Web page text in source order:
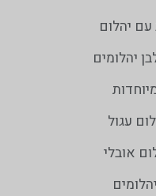
עם יהלום
יהלומים
עגול
אובלי